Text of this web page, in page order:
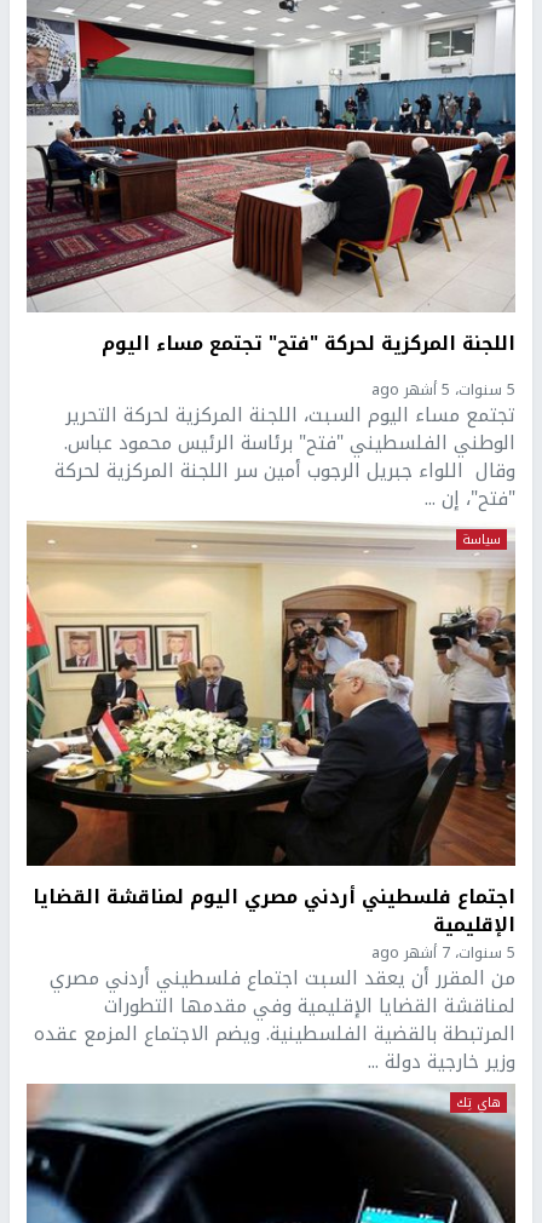
اللجنة المركزية لحركة "فتح" تجتمع مساء اليوم
5 سنوات، 5 أشهر ago
تجتمع مساء اليوم السبت، اللجنة المركزية لحركة التحرير
الوطني الفلسطيني "فتح" برئاسة الرئيس محمود عباس.
وقال اللواء جبريل الرجوب أمين سر اللجنة المركزية لحركة
"فتح"، إن ...
سياسة
اجتماع فلسطيني أردني مصري اليوم لمناقشة القضايا
الإقليمية
5 سنوات، 7 أشهر ago
من المقرر أن يعقد السبت اجتماع فلسطيني أردني مصري
لمناقشة القضايا الإقليمية وفي مقدمها التطورات
المرتبطة بالقضية الفلسطينية. ويضم الاجتماع المزمع عقده
وزير خارجية دولة ...
هاي تِك